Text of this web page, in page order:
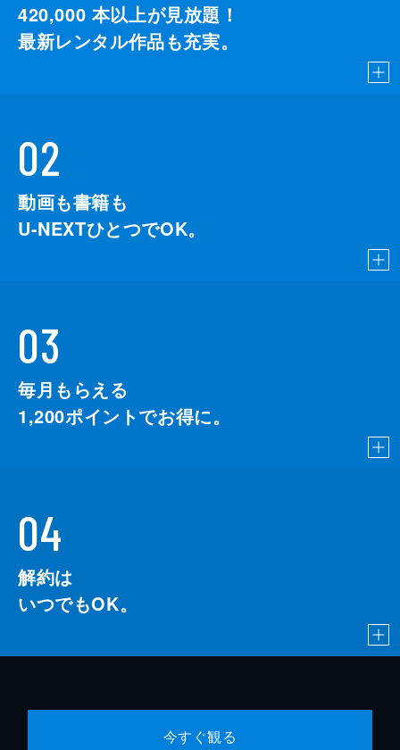
420,000 本以上が見放題！
最新レンタル作品も充実。
02
動画も書籍も
U-NEXTひとつでOK。
03
毎月もらえる
1,200ポイントでお得に。
04
解約は
いつでもOK。
今すぐ観る